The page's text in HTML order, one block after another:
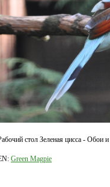
стол Зеленая цисса - Обои
Green Magpie